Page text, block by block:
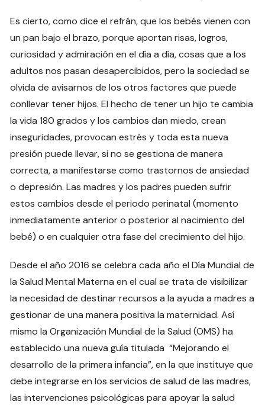
Es cierto, como dice el refrán, que los bebés vienen con
un pan bajo el brazo, porque aportan risas, logros,
curiosidad y admiración en el día a día, cosas que a los
adultos nos pasan desapercibidos, pero la sociedad se
olvida de avisarnos de los otros factores que puede
conllevar tener hijos. El hecho de tener un hijo te cambia
la vida 180 grados y los cambios dan miedo, crean
inseguridades, provocan estrés y toda esta nueva
presión puede llevar, si no se gestiona de manera
correcta, a manifestarse como trastornos de ansiedad
o depresión. Las madres y los padres pueden sufrir
estos cambios desde el periodo perinatal (momento
inmediatamente anterior o posterior al nacimiento del
bebé) o en cualquier otra fase del crecimiento del hijo.
Desde el año 2016 se celebra cada año el Día Mundial de
la Salud Mental Materna en el cual se trata de visibilizar
la necesidad de destinar recursos a la ayuda a madres a
gestionar de una manera positiva la maternidad. Así
mismo la Organización Mundial de la Salud (OMS) ha
establecido una nueva guía titulada “Mejorando el
desarrollo de la primera infancia”, en la que instituye que
debe integrarse en los servicios de salud de las madres,
las intervenciones psicológicas para apoyar la salud